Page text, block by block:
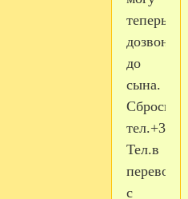
теперь
до
сына.
Сбросил
Тел.в
переводе
с